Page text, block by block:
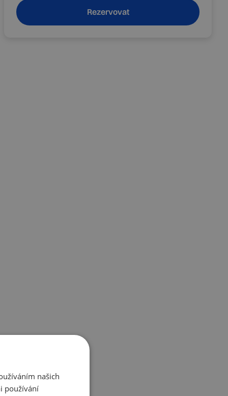
Rezervovat
našich
používání